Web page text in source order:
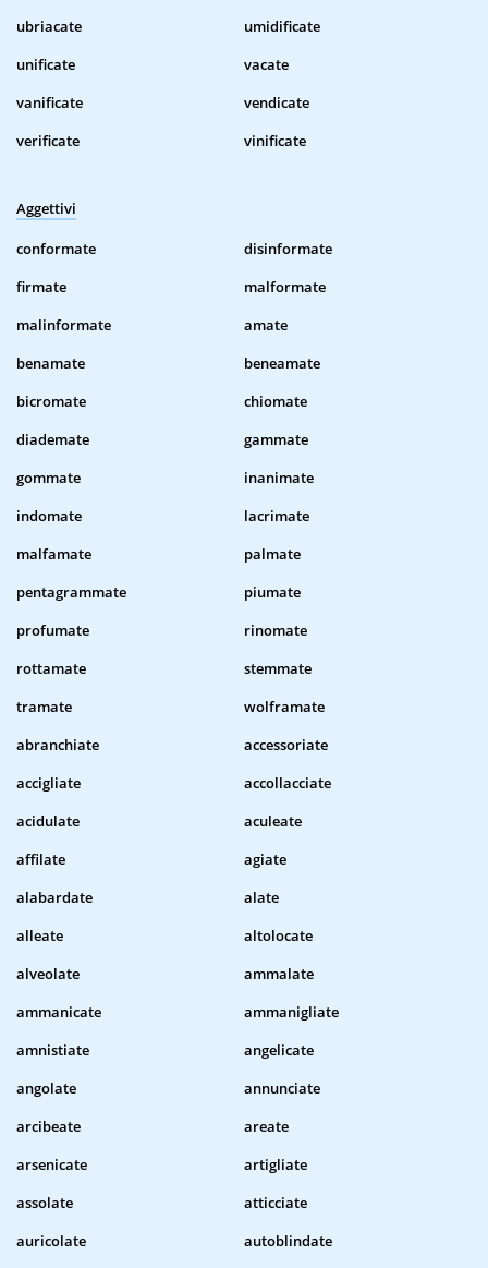
ubriacate
umidificate
unificate
vacate
vanificate
vendicate
verificate
vinificate
Aggettivi
conformate
disinformate
firmate
malformate
malinformate
amate
benamate
beneamate
bicromate
chiomate
diademate
gammate
gommate
inanimate
indomate
lacrimate
malfamate
palmate
pentagrammate
piumate
profumate
rinomate
rottamate
stemmate
tramate
wolframate
abranchiate
accessoriate
accigliate
accollacciate
acidulate
aculeate
affilate
agiate
alabardate
alate
alleate
altolocate
alveolate
ammalate
ammanicate
ammanigliate
amnistiate
angelicate
angolate
annunciate
arcibeate
areate
arsenicate
artigliate
assolate
atticciate
auricolate
autoblindate